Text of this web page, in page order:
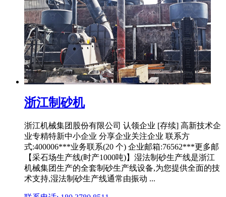
浙江制砂机
浙江机械集团股份有限公司 认领企业 [存续] 高新技术企
业专精特新中小企业 分享企业关注企业 联系方
式:400006***业务联系(20 个) 企业邮箱:76562***更多邮
【采石场生产线(时产1000吨)】湿法制砂生产线是浙江
机械集团生产的全套制砂生产线设备,为您提供全面的技
术支持,湿法制砂生产线通常由振动 ...